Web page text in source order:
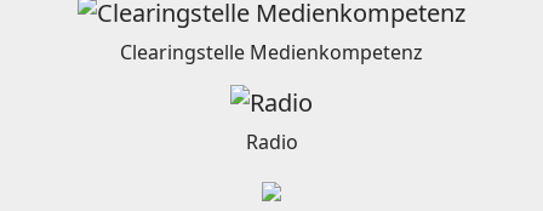
Clearingstelle Medienkompetenz
Radio